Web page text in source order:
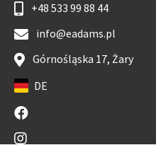
+48 533 99 88 44
info@eadams.pl
Górnośląska 17, Żary
DE